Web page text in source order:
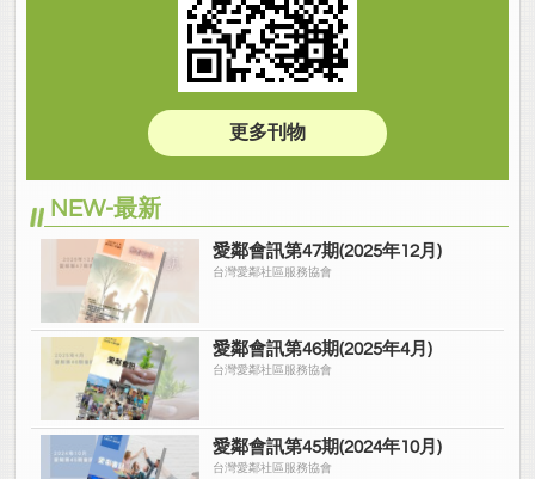
更多刊物
NEW-最新
愛鄰會訊第47期(2025年12月)
台灣愛鄰社區服務協會
愛鄰會訊第46期(2025年4月)
台灣愛鄰社區服務協會
愛鄰會訊第45期(2024年10月)
台灣愛鄰社區服務協會